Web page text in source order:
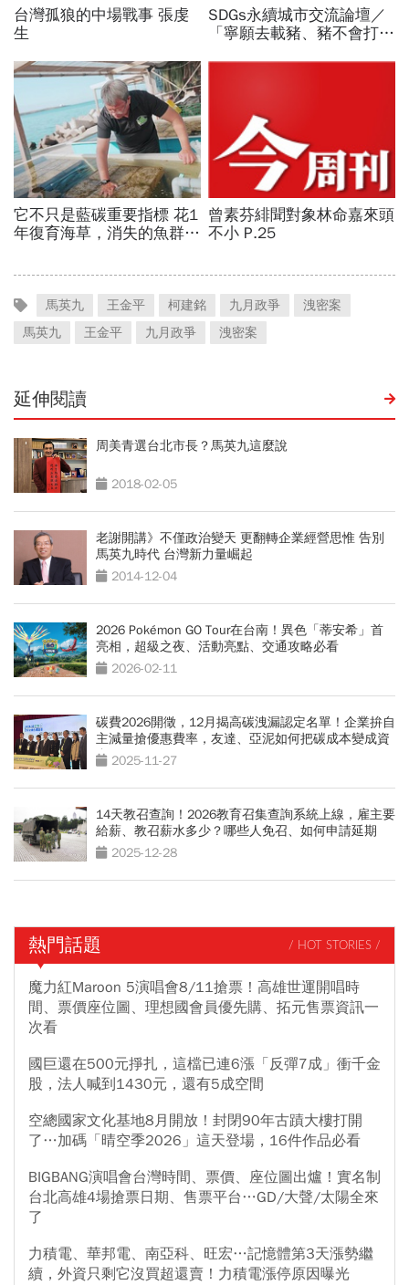
馬英九 王金平 柯建銘 九月政爭
洩密案
馬英九
王金平 九月政爭 洩密案
延伸閱讀
周美青選台北市長？馬英九這麼說
2018-02-05
老謝開講》不僅政治變天 更翻轉企業經營思惟 告別
馬英九時代 台灣新力量崛起
2014-12-04
2026 Pokémon GO Tour在台南！異色「蒂安希」首
亮相，超級之夜、活動亮點、交通攻略必看
2026-02-11
碳費2026開徵，12月揭高碳洩漏認定名單！企業拚自
主減量搶優惠費率，友達、亞泥如何把碳成本變成資
產？2025-11-27
14天教召查詢！2026教育召集查詢系統上線，雇主要
給薪、教召薪水多少？哪些人免召、如何申請延期
2025-12-28
熱門話題 / HOT STORIES /
魔力紅Maroon 5演唱會8/11搶票！高雄世運開唱時
間、票價座位圖、理想國會員優先購、拓元售票資訊一
次看
國巨還在500元掙扎，這檔已連6漲「反彈7成」衝千金
股，法人喊到1430元，還有5成空間
空總國家文化基地8月開放！封閉90年古蹟大樓打開
了…加碼「晴空季2026」這天登場，16件作品必看
BIGBANG演唱會台灣時間、票價、座位圖出爐！實名制
台北高雄4場搶票日期、售票平台…GD/大聲/太陽全來
了
力積電、華邦電、南亞科、旺宏…記憶體第3天漲勢繼
續，外資只剩它沒買超還賣！力積電漲停原因曝光